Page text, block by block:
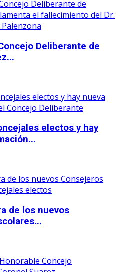
Deliberante de
electos y hay
de los nuevos